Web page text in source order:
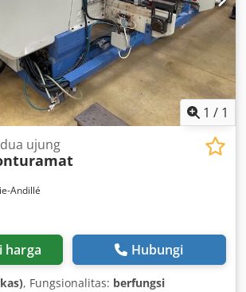
1 / 1
Andillé
ujung
harga Hubungi
, Fungsionalitas: berfungsi